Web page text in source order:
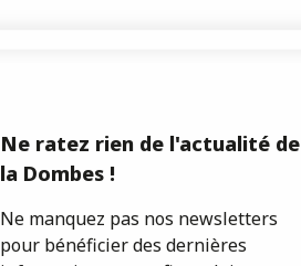
Ne ratez rien de l'actualité de
la Dombes !
Ne manquez pas nos newsletters
pour bénéficier des dernières